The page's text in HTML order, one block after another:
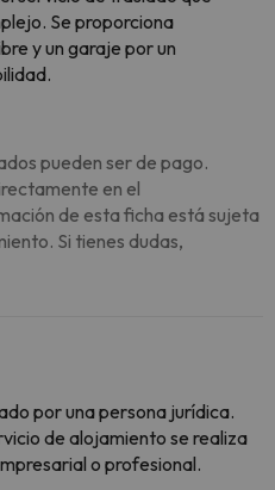
Se proporciona
y un garaje por un
pueden ser de pago.
en el
de esta ficha está sujeta
Si tienes dudas,
por una persona jurídica.
de alojamiento se realiza
o profesional.